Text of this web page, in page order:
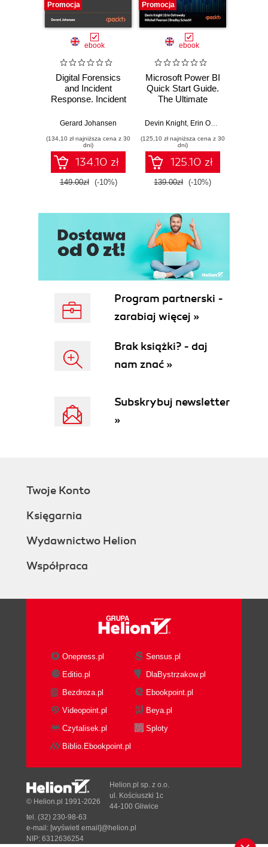
Promocja
ebook
Digital Forensics
and Incident
Response. Incident
and techniques for
threat response -
Fourth Edition
Gerard Johansen
(134,10 zł najniższa cena z 30
dni)
134.10 zł
149.00zł (-10%)
Promocja
ebook
Microsoft Power BI
Quick Start Guide.
The Ultimate
to Power BI, Data
Tools, and
Microsoft Fabric -
Fourth Edition
Devin Knight, Erin Ostrowsky
(125,10 zł najniższa cena z 30
dni)
125.10 zł
139.00zł (-10%)
Program partnerski -
zarabiaj więcej »
Brak książki? - daj
nam znać »
Subskrybuj newsletter
»
Twoje Konto
Księgarnia
Wydawnictwo Helion
Współpraca
Onepress.pl
Sensus.pl
Editio.pl
DlaBystrzakow.pl
Bezdroza.pl
Ebookpoint.pl
Videopoint.pl
Beya.pl
Czytalisek.pl
Sploty
Biblio.Ebookpoint.pl
© Helion.pl 1991-2026
Helion.pl sp. z o.o.
ul. Kościuszki 1c
44-100 Gliwice
tel. (32) 230-98-63
e-mail: [wyświetl email]@helion.pl
NIP: 6312636254